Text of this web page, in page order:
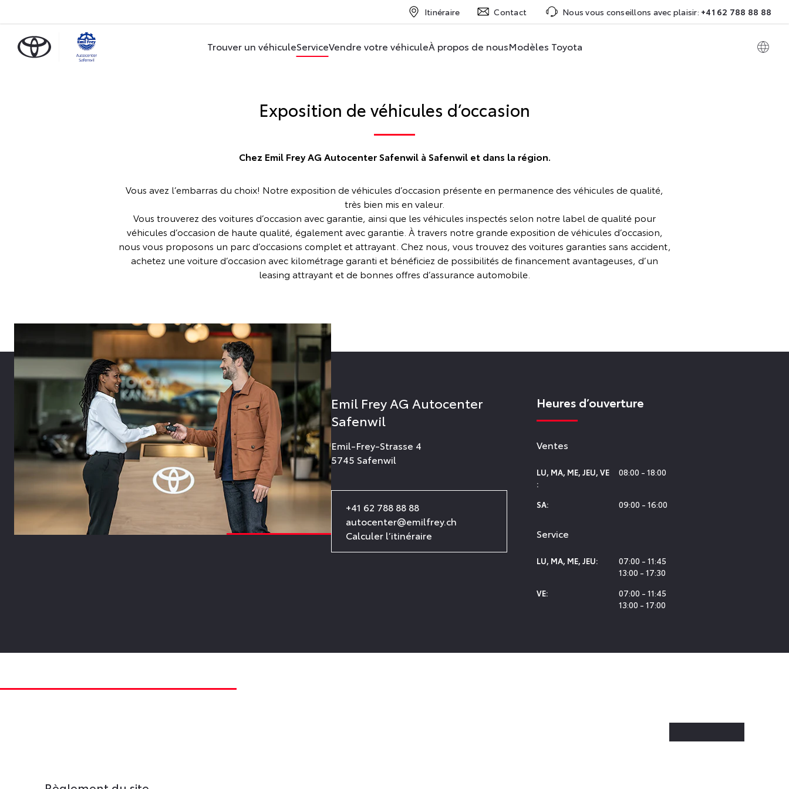
Itinéraire Contact Nous vous conseillons avec plaisir: +41 62 788 88 88
Trouver un véhiculeServiceVendre votre véhiculeÀ propos de nousModèles Toyota
Exposition de véhicules d’occasion
Chez Emil Frey AG Autocenter Safenwil à Safenwil et dans la région.
Vous avez l’embarras du choix! Notre exposition de véhicules d’occasion présente en permanence des véhicules de qualité,
très bien mis en valeur.
Vous trouverez des voitures d’occasion avec garantie, ainsi que les véhicules inspectés selon notre label de qualité pour
véhicules d’occasion de haute qualité, également avec garantie. À travers notre grande exposition de véhicules d’occasion,
nous vous proposons un parc d’occasions complet et attrayant. Chez nous, vous trouvez des voitures garanties sans accident,
achetez une voiture d’occasion avec kilométrage garanti et bénéficiez de possibilités de financement avantageuses, d’un
leasing attrayant et de bonnes offres d’assurance automobile.
Emil Frey AG Autocenter
Safenwil
Emil-Frey-Strasse 4
5745 Safenwil
+41 62 788 88 88
autocenter@emilfrey.ch
Calculer l’itinéraire
Heures d’ouverture
Ventes
LU, MA, ME, JEU, VE
:
08:00 - 18:00
SA: 09:00 - 16:00
Service
LU, MA, ME, JEU:
07:00 - 11:45
13:00 - 17:30
VE:
07:00 - 11:45
13:00 - 17:00